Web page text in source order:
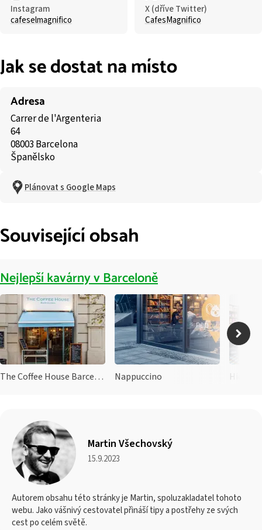
Instagram
cafeselmagnifico
X (dříve Twitter)
CafesMagnifico
Jak se dostat na místo
Adresa
Carrer de l'Argenteria
64
08003 Barcelona
Španělsko
Plánovat s Google Maps
Související obsah
Nejlepší kavárny v Barceloně
The Coffee House Barcelona Nappuccino Hidden
Martin Všechovský
15.9.2023
Autorem obsahu této stránky je Martin, spoluzakladatel tohoto
webu. Jako vášnivý cestovatel přináší tipy a postřehy ze svých
cest po celém světě.